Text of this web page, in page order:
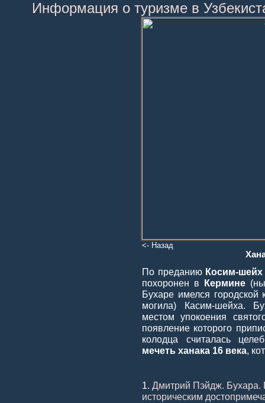
Информация о туризме в
<- Назад
По преданию Косим-шейх
похоронен в Кермине
Бухаре имелся
могила) Касим-шейха.
местом упокоения
появление которого
колодца считалась
мечеть ханака 16 века,
1. Дмитрий Пэйдж. Бухара.
историческим